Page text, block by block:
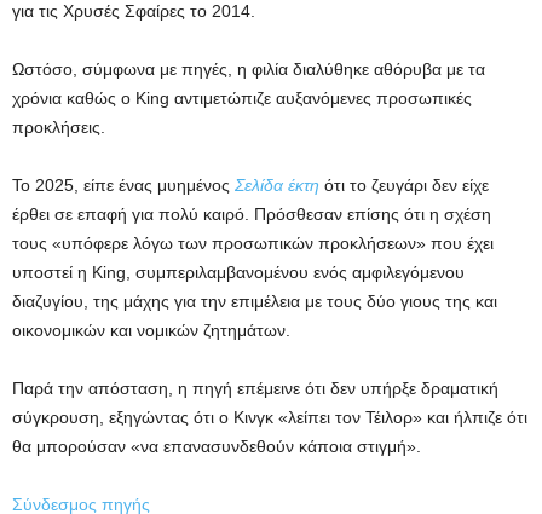
για τις Χρυσές Σφαίρες το 2014.
Ωστόσο, σύμφωνα με πηγές, η φιλία διαλύθηκε αθόρυβα με τα
χρόνια καθώς ο King αντιμετώπιζε αυξανόμενες προσωπικές
προκλήσεις.
Το 2025, είπε ένας μυημένος Σελίδα έκτη ότι το ζευγάρι δεν είχε
έρθει σε επαφή για πολύ καιρό. Πρόσθεσαν επίσης ότι η σχέση
τους «υπόφερε λόγω των προσωπικών προκλήσεων» που έχει
υποστεί η King, συμπεριλαμβανομένου ενός αμφιλεγόμενου
διαζυγίου, της μάχης για την επιμέλεια με τους δύο γιους της και
οικονομικών και νομικών ζητημάτων.
Παρά την απόσταση, η πηγή επέμεινε ότι δεν υπήρξε δραματική
σύγκρουση, εξηγώντας ότι ο Κινγκ «λείπει τον Τέιλορ» και ήλπιζε ότι
θα μπορούσαν «να επανασυνδεθούν κάποια στιγμή».
Σύνδεσμος πηγής